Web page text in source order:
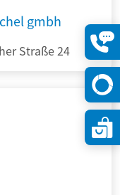
gmbh
Straße 24